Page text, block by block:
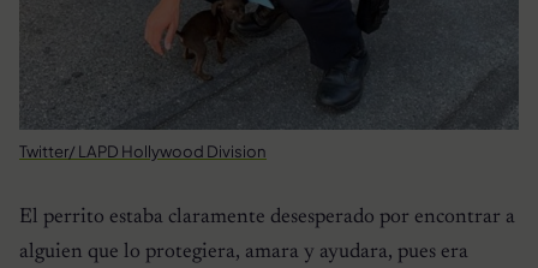
Twitter/ LAPD Hollywood Division
El perrito estaba claramente desesperado por encontrar a
alguien que lo protegiera, amara y ayudara, pues era